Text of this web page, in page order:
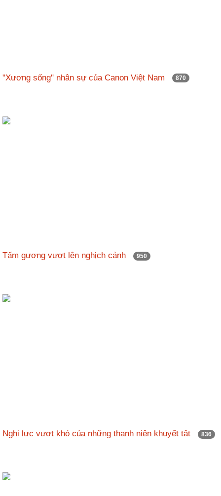
"Xương sống" nhân sự của Canon Việt Nam 870
Tấm gương vượt lên nghịch cảnh 950
Nghị lực vượt khó của những thanh niên khuyết tật 836